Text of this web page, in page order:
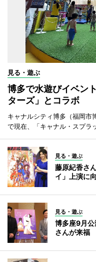
見る・遊ぶ
博多で水遊びイベン
ターズ」とコラボ
キャナルシティ博多（福岡市
で現在、「キャナル・スプラ
見る・遊ぶ
藤原紀香さ
イ」上演に
見る・遊ぶ
博多座9月
さんが来福